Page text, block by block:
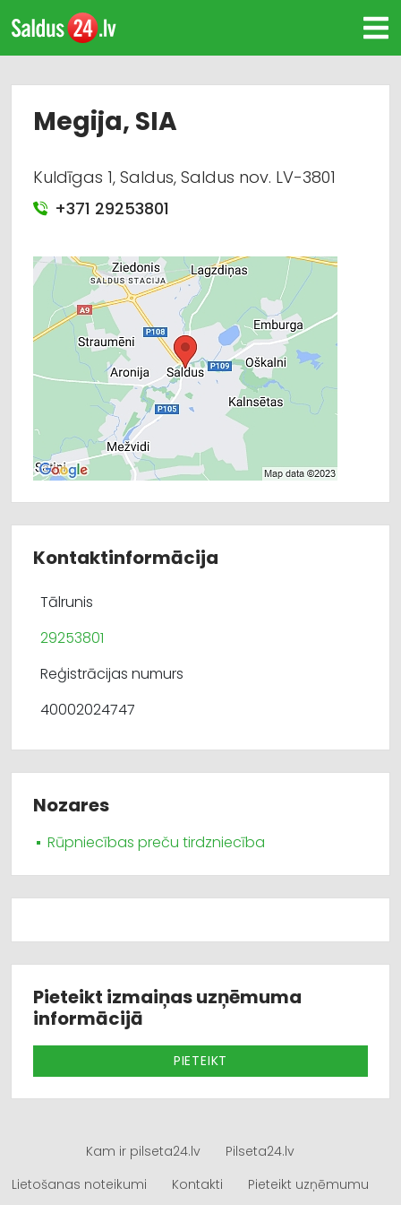
Megija, SIA
Kuldīgas 1, Saldus, Saldus nov. LV-3801
+371 29253801
Kontaktinformācija
Tālrunis
29253801
Reģistrācijas numurs
40002024747
Nozares
Rūpniecības preču tirdzniecība
Pieteikt izmaiņas uzņēmuma
informācijā
PIETEIKT
Kam ir pilseta24.lv
Pilseta24.lv
Lietošanas noteikumi
Kontakti Pieteikt uzņēmumu